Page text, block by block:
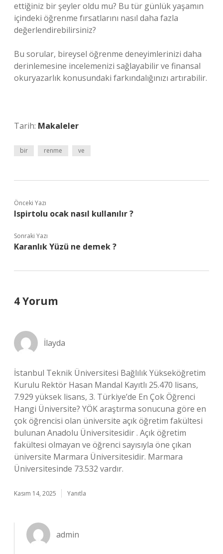
ettiğiniz bir şeyler oldu mu? Bu tür günlük yaşamın
içindeki öğrenme fırsatlarını nasıl daha fazla
değerlendirebilirsiniz?
Bu sorular, bireysel öğrenme deneyimlerinizi daha
derinlemesine incelemenizi sağlayabilir ve finansal
okuryazarlık konusundaki farkındalığınızı artırabilir.
Tarih: Makaleler
bir renme ve
Önceki Yazı
Ispirtolu ocak nasıl kullanılır ?
Sonraki Yazı
Karanlık Yüzü ne demek ?
4 Yorum
İlayda
İstanbul Teknik Üniversitesi Bağlılık Yükseköğretim
Kurulu Rektör Hasan Mandal Kayıtlı 25.470 lisans,
7.929 yüksek lisans, 3. Türkiye’de En Çok Öğrenci
Hangi Üniversite? YÖK araştırma sonucuna göre en
çok öğrencisi olan üniversite açık öğretim fakültesi
bulunan Anadolu Üniversitesidir . Açık öğretim
fakültesi olmayan ve öğrenci sayısıyla öne çıkan
üniversite Marmara Üniversitesidir. Marmara
Üniversitesinde 73.532 vardır.
Kasım 14, 2025 Yanıtla
admin